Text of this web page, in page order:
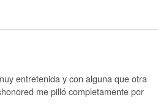
entretenida y con alguna que otra
me pilló completamente por